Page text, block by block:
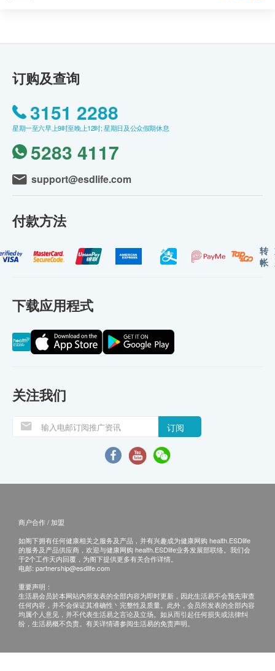
订购及查询
3151 2288
星期一至六早上9时至晚上12时; 星期日及公众假期休息
5283 4117
support@esdlife.com
付款方法
转
帐
下载应用程式
关注我们
订阅
商户合作 / 加盟
如阁下拥有任何健康相关之服务及产品，并有兴趣成为健康网购 health.ESDlife
的服务及产品供应商，欢迎与健康网购 health.ESDlife业务发展部联络。我们会
于2个工作天内回覆，为阁下提供更多有关合作详情。
电邮: partnership@esdlife.com
重要声明：
生活易会员於本网站内所发表的全部内容为即时更新，因此生活易不会预先审查
任何内容，并不会保证其准确性丶完整性及质量。此外，会员所发表的全部内容
均属个人意见，并不代表生活易之言论及立场。如从而引起任何损失或法律纠
纷，生活易概不负责。有关详情请参阅生活易的免责声明。